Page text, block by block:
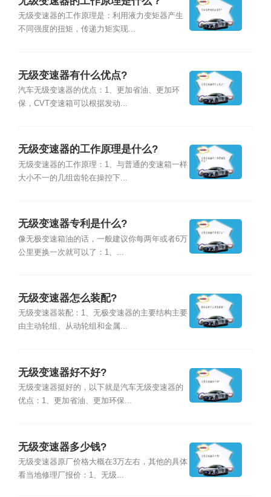
无级变速器的工作原理是：利用液力变矩器产生
不同强度的扭矩，传递力矩实现...
无级变速器有什么优点?
汽车无级变速器的优点：1、更加省油、更加环
保，CVT变速箱可以根据发动...
无级变速器的工作原理是什么?
无级变速器的工作原理：1、与普通的变速箱一样
大小不一的几组齿轮在操控下...
无级变速器专利是什么?
像无极变速箱油的话，一般建议你每两年或者6万
公里更换一次就可以了：1、...
无级变速器怎么装配?
无级变速器装配：1、无极变速器的主要结构主要
由主动轮组、从动轮组和金属...
无级变速器好不好?
无级变速器挺好的，以下就是汽车无级变速器的
优点：1、更加省油、更加环保...
无级变速器多少钱?
无级变速器原厂价格大概在3万左右，其他的具体
看当地修理厂报价：1、无级...